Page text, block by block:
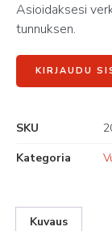
Asioidaksesi
tunnuksen.
KIRJAUDU
SKU
Kategoria
Kuvaus